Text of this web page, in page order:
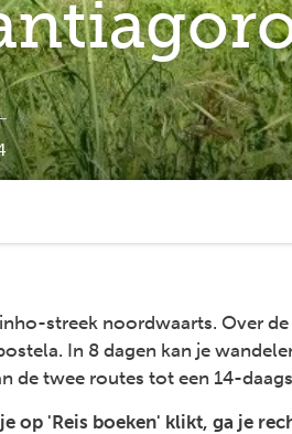
streek noordwaarts. Over
In 8 dagen kan je
de twee routes tot een 14-
op 'Reis boeken' klikt, ga je